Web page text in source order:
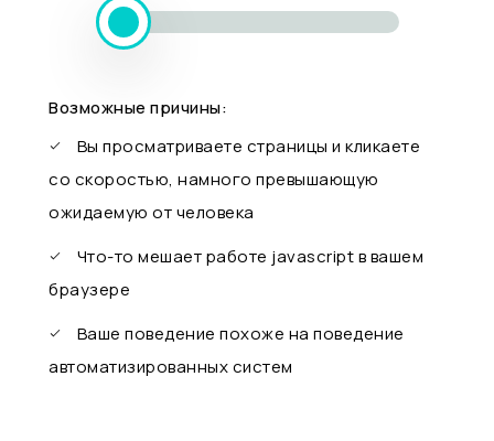
Возможные причины:
Вы просматриваете страницы и кликаете
со скоростью, намного превышающую
ожидаемую от человека
Что-то мешает работе javascript в вашем
браузере
Ваше поведение похоже на поведение
автоматизированных систем